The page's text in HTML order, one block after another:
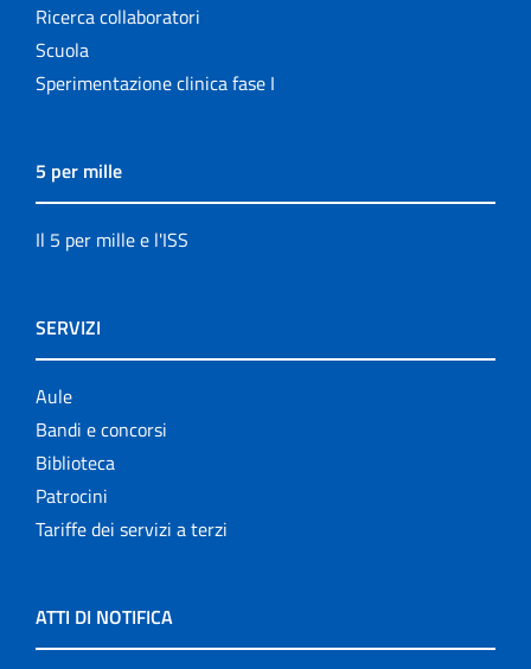
Ricerca collaboratori
Scuola
Sperimentazione clinica fase I
5 per mille
Il 5 per mille e l'ISS
SERVIZI
Aule
Bandi e concorsi
Biblioteca
Patrocini
Tariffe dei servizi a terzi
ATTI DI NOTIFICA